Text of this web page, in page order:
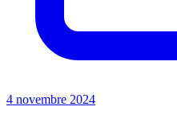
4 novembre 2024